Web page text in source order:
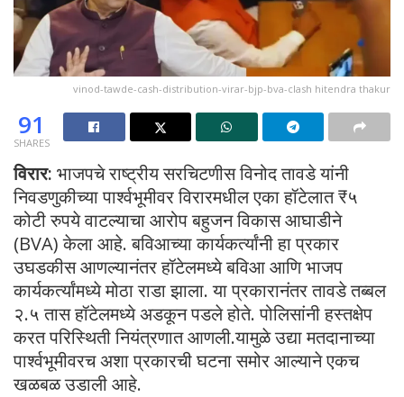
vinod-tawde-cash-distribution-virar-bjp-bva-clash hitendra thakur
91
SHARES
विरार: भाजपचे राष्ट्रीय सरचिटणीस विनोद तावडे यांनी
निवडणुकीच्या पार्श्वभूमीवर विरारमधील एका हॉटेलात ₹५
कोटी रुपये वाटल्याचा आरोप बहुजन विकास आघाडीने
(BVA) केला आहे. बविआच्या कार्यकर्त्यांनी हा प्रकार
उघडकीस आणल्यानंतर हॉटेलमध्ये बविआ आणि भाजप
कार्यकर्त्यांमध्ये मोठा राडा झाला. या प्रकारानंतर तावडे तब्बल
२.५ तास हॉटेलमध्ये अडकून पडले होते. पोलिसांनी हस्तक्षेप
करत परिस्थिती नियंत्रणात आणली.यामुळे उद्या मतदानाच्या
पार्श्वभूमीवरच अशा प्रकारची घटना समोर आल्याने एकच
खळबळ उडाली आहे.